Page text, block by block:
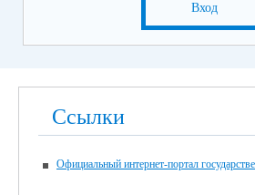
Вход
Ссылки
Официальный интернет-портал